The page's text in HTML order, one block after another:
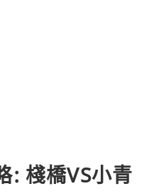
: 棧橋VS小青